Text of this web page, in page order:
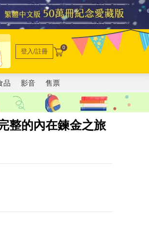
登入/註冊 0
品 影音 售票
整的內在鍊金之旅